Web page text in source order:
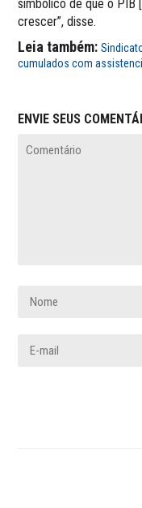
simbólico de que o PIB
crescer”, disse.
Leia também:
cumulados com
ENVIE SEUS